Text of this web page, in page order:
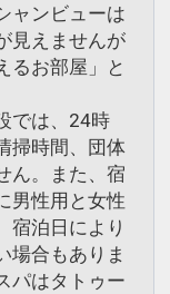
ャンビューは
見えませんが
るお部屋」と
では、24時
掃時間、団体
ん。また、宿
男性用と女性
宿泊日により
場合もありま
パはタトゥー